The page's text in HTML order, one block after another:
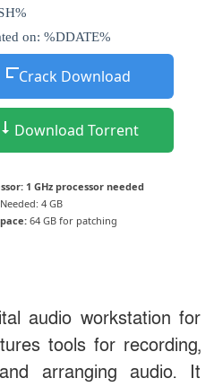
on: %DDATE%
Crack Download
Download Torrent
1 GHz processor needed
Needed: 4 GB
64 GB for patching
audio workstation for
tools for recording,
arranging audio. It